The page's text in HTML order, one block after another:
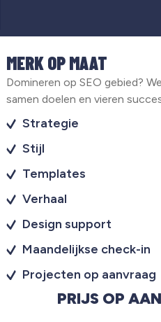
MERK OP MAAT
Domineren op SEO gebied?
samen doelen en vieren
Strategie
Stijl
Templates
Verhaal
Design support
Maandelijkse check-in
Projecten op aanvraag
PRIJS OP